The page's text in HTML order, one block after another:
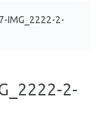
IMG_2222-2-
2-